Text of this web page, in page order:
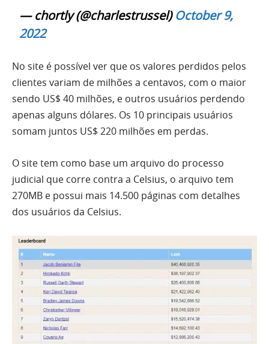
— chortly (@charlestrussel)October 9,
2022
No site é possível ver que os valores perdidos pelos
clientes variam de milhões a centavos, com o maior
sendo US$ 40 milhões, e outros usuários perdendo
apenas alguns dólares. Os 10 principais usuários
somam juntos US$ 220 milhões em perdas.
O site tem como base um arquivo do processo
judicial que corre contra a Celsius, o arquivo tem
270MB e possui mais 14.500 páginas com detalhes
dos usuários da Celsius.